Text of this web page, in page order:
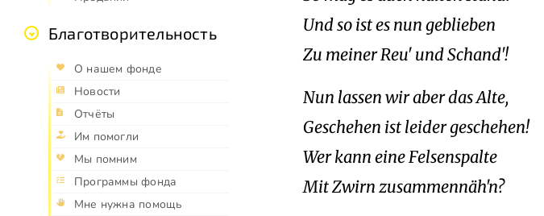
Благотворительность
О нашем фонде
Новости
Отчёты
Им помогли
Мы помним
Программы фонда
Мне нужна помощь
Und so ist es nun geblieben
Zu meiner Reu' und Schand'!
Nun lassen wir aber das Alte,
Geschehen ist leider geschehen!
Wer kann eine Felsenspalte
Mit Zwirn zusammennäh'n?